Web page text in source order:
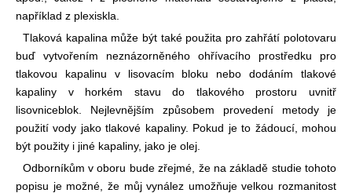
například z plexiskla.
Tlaková kapalina může být také použita pro zahřátí polotovaru
buď vytvořením neznázorněného ohřívacího prostředku pro
tlakovou kapalinu v lisovacím bloku nebo dodáním tlakové
kapaliny v horkém stavu do tlakového prostoru uvnitř
lisovniceblok. Nejlevnějším způsobem provedení metody je
použití vody jako tlakové kapaliny. Pokud je to žádoucí, mohou
být použity i jiné kapaliny, jako je olej.
Odborníkům v oboru bude zřejmé, že na základě studie tohoto
popisu je možné, že můj vynález umožňuje velkou rozmanitost